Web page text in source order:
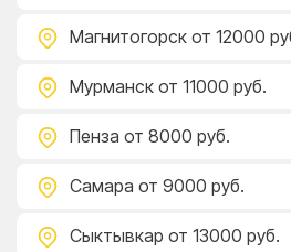
Магнитогорск от 12000
Мурманск от 11000 руб.
Пенза от 8000 руб.
Самара от 9000 руб.
Сыктывкар от 13000 руб.